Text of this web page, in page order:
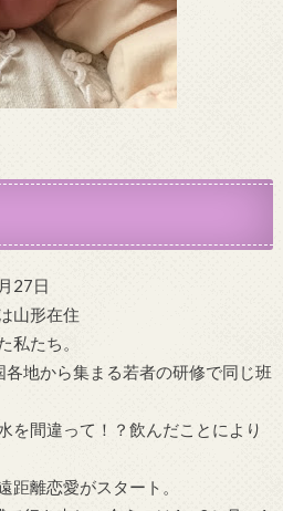
27日
山形在住
私たち。
地から集まる若者の研修で同じ班
を間違って！？飲んだことにより
距離恋愛がスタート。